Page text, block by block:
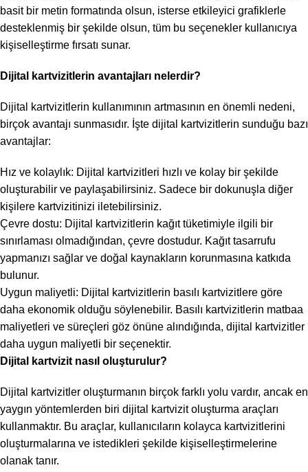
basit bir metin formatında olsun, isterse etkileyici grafiklerle
desteklenmiş bir şekilde olsun, tüm bu seçenekler kullanıcıya
kişiselleştirme fırsatı sunar.
Dijital kartvizitlerin avantajları nelerdir?
Dijital kartvizitlerin kullanımının artmasının en önemli nedeni,
birçok avantajı sunmasıdır. İşte dijital kartvizitlerin sunduğu bazı
avantajlar:
Hız ve kolaylık: Dijital kartvizitleri hızlı ve kolay bir şekilde
oluşturabilir ve paylaşabilirsiniz. Sadece bir dokunuşla diğer
kişilere kartvizitinizi iletebilirsiniz.
Çevre dostu: Dijital kartvizitlerin kağıt tüketimiyle ilgili bir
sınırlaması olmadığından, çevre dostudur. Kağıt tasarrufu
yapmanızı sağlar ve doğal kaynakların korunmasına katkıda
bulunur.
Uygun maliyetli: Dijital kartvizitlerin basılı kartvizitlere göre
daha ekonomik olduğu söylenebilir. Basılı kartvizitlerin matbaa
maliyetleri ve süreçleri göz önüne alındığında, dijital kartvizitler
daha uygun maliyetli bir seçenektir.
Dijital kartvizit nasıl oluşturulur?
Dijital kartvizitler oluşturmanın birçok farklı yolu vardır, ancak en
yaygın yöntemlerden biri dijital kartvizit oluşturma araçları
kullanmaktır. Bu araçlar, kullanıcıların kolayca kartvizitlerini
oluşturmalarına ve istedikleri şekilde kişiselleştirmelerine
olanak tanır.